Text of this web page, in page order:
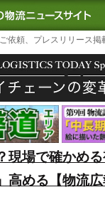
TODAY｜国内最
依頼、プレスリリース掲
現場で確かめ
高める【物流